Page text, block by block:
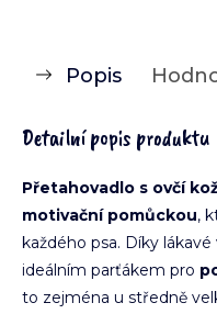
Popis
Detailní popis produktu
Přetahovadlo s ovčí
motivační pomůckou,
každého psa. Díky lákavé
ideálním parťákem pro
to zejména u středně